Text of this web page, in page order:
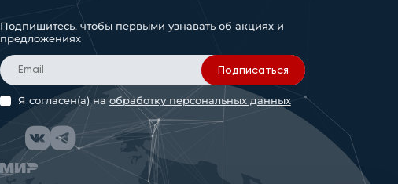
Подпишитесь, чтобы первыми узнавать об акциях и
предложениях
Подписаться
Я согласен(а) на обработку персональных данных